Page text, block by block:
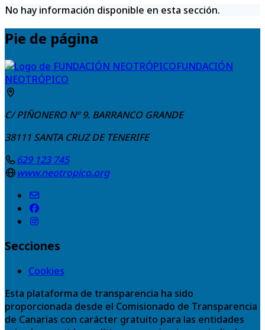
No hay información disponible en esta sección.
Pie de página
FUNDACIÓN
NEOTRÓPICO
C/ PIÑONERO Nº 9. BARRANCO GRANDE
38111 SANTA CRUZ DE TENERIFE
629 123 745
www.neotropico.org
Secciones
Cookies
Esta plataforma de transparencia ha sido
proporcionada desde el Comisionado de Transparencia
de Canarias con carácter gratuito para las entidades